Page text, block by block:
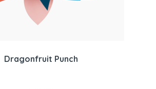
Dragonfruit Punch